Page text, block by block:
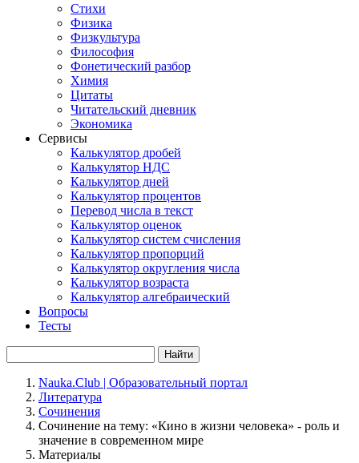
Стихи
Физика
Физкультура
Философия
Фонетический разбор
Химия
Цитаты
Читательский дневник
Экономика
Сервисы
Калькулятор дробей
Калькулятор НДС
Калькулятор дней
Калькулятор процентов
Перевод числа в текст
Калькулятор оценок
Калькулятор систем счисления
Калькулятор пропорций
Калькулятор округления числа
Калькулятор возраста
Калькулятор алгебраический
Вопросы
Тесты
Найти
Nauka.Club | Образовательный портал
Литература
Сочинения
Сочинение на тему: «Кино в жизни человека» - роль и
значение в современном мире
Материалы